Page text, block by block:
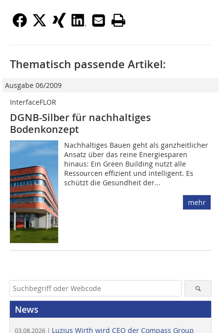
Thematisch passende Artikel:
Ausgabe 06/2009
InterfaceFLOR
DGNB-Silber für nachhaltiges
Bodenkonzept
Nachhaltiges Bauen geht als ganzheitlicher
Ansatz über das reine Energiesparen
hinaus: Ein Green Building nutzt alle
Ressourcen effizient und intelligent. Es
schützt die Gesundheit der...
mehr
News
03.08.2026 | Luzius Wirth wird CEO der Compass Group